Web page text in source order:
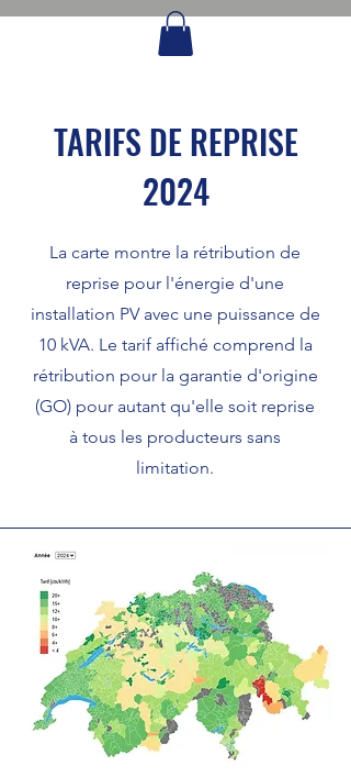
TARIFS DE REPRISE
2024
La carte montre la rétribution de
reprise pour l'énergie d'une
installation PV avec une puissance de
10 kVA. Le tarif affiché comprend la
rétribution pour la garantie d'origine
(GO) pour autant qu'elle soit reprise
à tous les producteurs sans
limitation.